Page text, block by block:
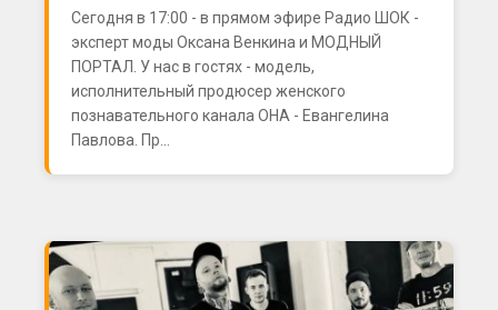
Сегодня в 17:00 - в прямом эфире Радио ШОК -
эксперт моды Оксана Венкина и МОДНЫЙ
ПОРТАЛ. У нас в гостях - модель,
исполнительный продюсер женского
познавательного канала ОНА - Евангелина
Павлова. Пр...